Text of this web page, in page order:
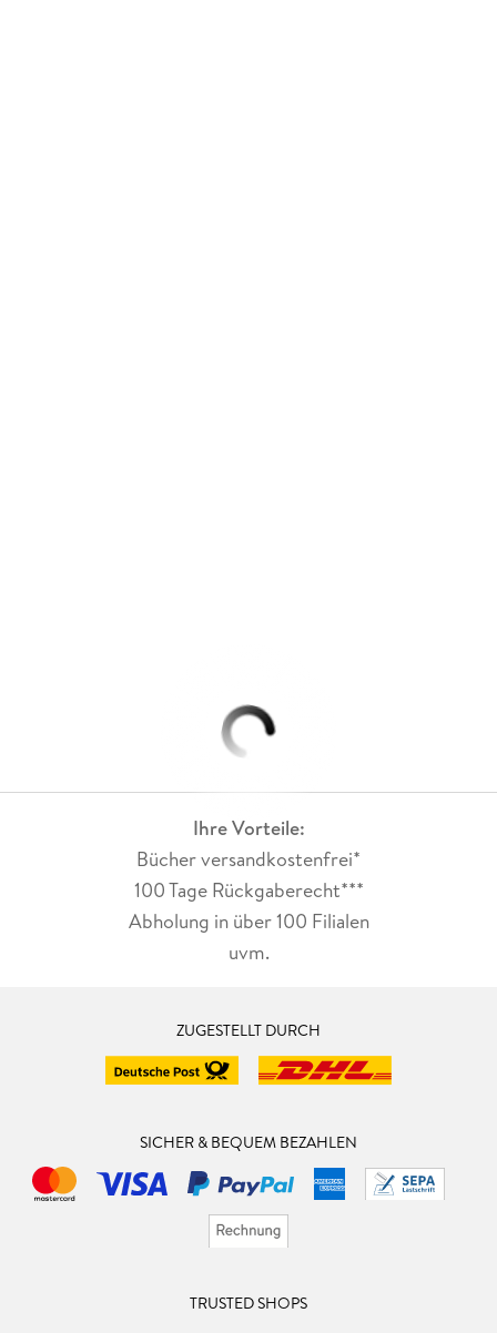
Ihre Vorteile:
Bücher versandkostenfrei*
100 Tage Rückgaberecht***
Abholung in über 100 Filialen
uvm.
ZUGESTELLT DURCH
SICHER & BEQUEM BEZAHLEN
TRUSTED SHOPS